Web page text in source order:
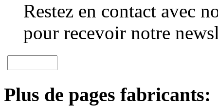
Restez en contact avec
pour recevoir notre
Plus de pages fabricants: